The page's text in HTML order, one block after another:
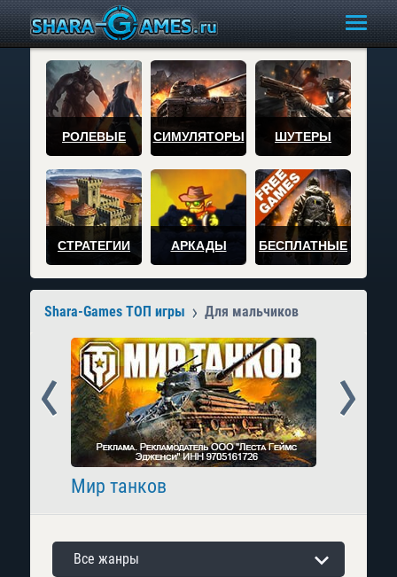
РОЛЕВЫЕ СИМУЛЯТОРЫ ШУТЕРЫ
СТРАТЕГИИ АРКАДЫ БЕСПЛАТНЫЕ
Shara-Games ТОП игры Для мальчиков
Мир танков
Prev
Все жанры